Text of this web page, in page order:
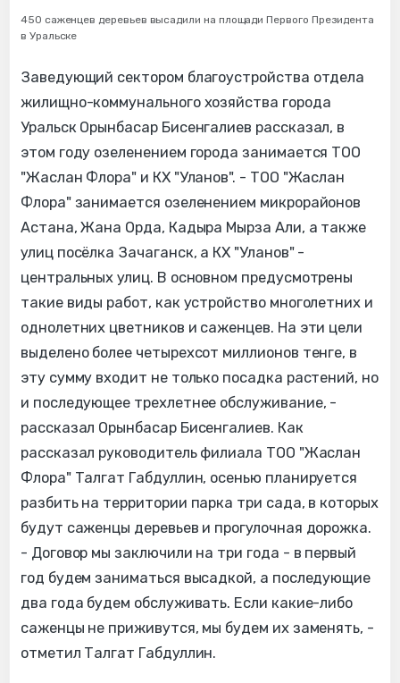
450 саженцев деревьев высадили на площади Первого Президента
в Уральске
Заведующий сектором благоустройства отдела
жилищно-коммунального хозяйства города
Уральск Орынбасар Бисенгалиев рассказал, в
этом году озеленением города занимается ТОО
"Жаслан Флора" и КХ "Уланов". - ТОО "Жаслан
Флора" занимается озеленением микрорайонов
Астана, Жана Орда, Кадыра Мырза Али, а также
улиц посёлка Зачаганск, а КХ "Уланов" -
центральных улиц. В основном предусмотрены
такие виды работ, как устройство многолетних и
однолетних цветников и саженцев. На эти цели
выделено более четырехсот миллионов тенге, в
эту сумму входит не только посадка растений, но
и последующее трехлетнее обслуживание, -
рассказал Орынбасар Бисенгалиев. Как
рассказал руководитель филиала ТОО "Жаслан
Флора" Талгат Габдуллин, осенью планируется
разбить на территории парка три сада, в которых
будут саженцы деревьев и прогулочная дорожка.
- Договор мы заключили на три года - в первый
год будем заниматься высадкой, а последующие
два года будем обслуживать. Если какие-либо
саженцы не приживутся, мы будем их заменять, -
отметил Талгат Габдуллин.